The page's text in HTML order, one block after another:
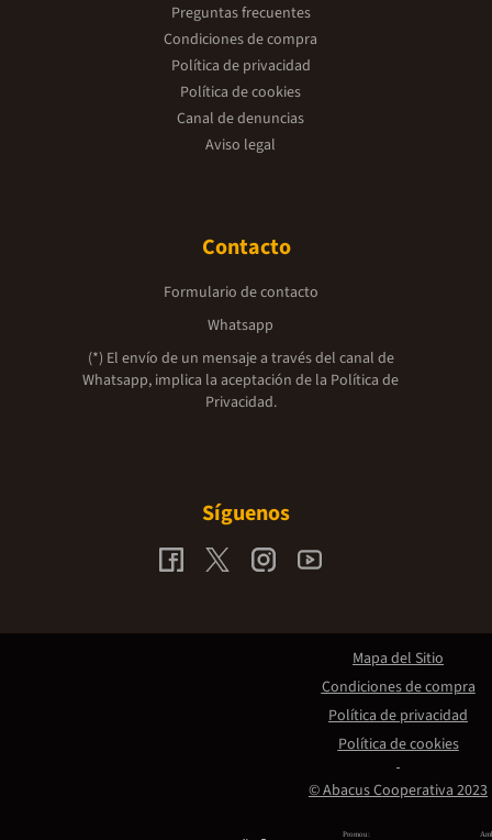
Preguntas frecuentes
Condiciones de compra
Política de privacidad
Política de cookies
Canal de denuncias
Aviso legal
Contacto
Formulario de contacto
Whatsapp
(*) El envío de un mensaje a través del canal de
Whatsapp, implica la aceptación de la Política de
Privacidad.
Síguenos
Promou:
© Abacus Cooperativa 2023
Mapa del Sitio
Condiciones de compra
Política de privacidad
Política de cookies